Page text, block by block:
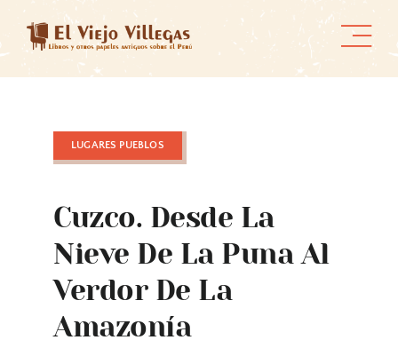
content
LUGARES PUEBLOS
Cuzco. Desde La
Nieve De La Puna Al
Verdor De La
Amazonía